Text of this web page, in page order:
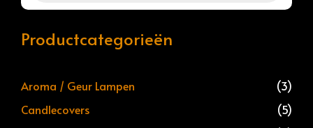
Productcategorieën
Aroma / Geur Lampen
(3)
Candlecovers
(5)